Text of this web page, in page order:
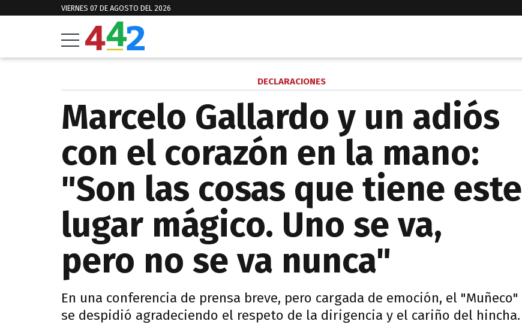
VIERNES 07 DE AGOSTO DEL 2026
DECLARACIONES
Marcelo Gallardo y un adiós
con el corazón en la mano:
"Son las cosas que tiene este
lugar mágico. Uno se va,
pero no se va nunca"
En una conferencia de prensa breve, pero cargada de emoción, el "Muñeco"
se despidió agradeciendo el respeto de la dirigencia y el cariño del hincha.